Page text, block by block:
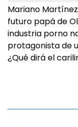
Mariano
futuro papá de
industria porno
protagonista de
¿Qué dirá el